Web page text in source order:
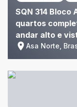
SQN 314 Bloco
quartos
andar alto e
Asa Norte,